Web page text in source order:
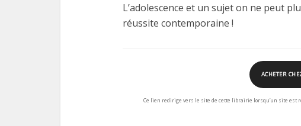
L’adolescence et un sujet on ne peut
réussite contemporaine !
ACHETER
Ce lien redirige vers le site de cette librairie lorsqu’un site est